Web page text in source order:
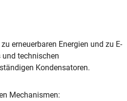
erneuerbaren Energien und zu E-
technischen
Kondensatoren.
Mechanismen: